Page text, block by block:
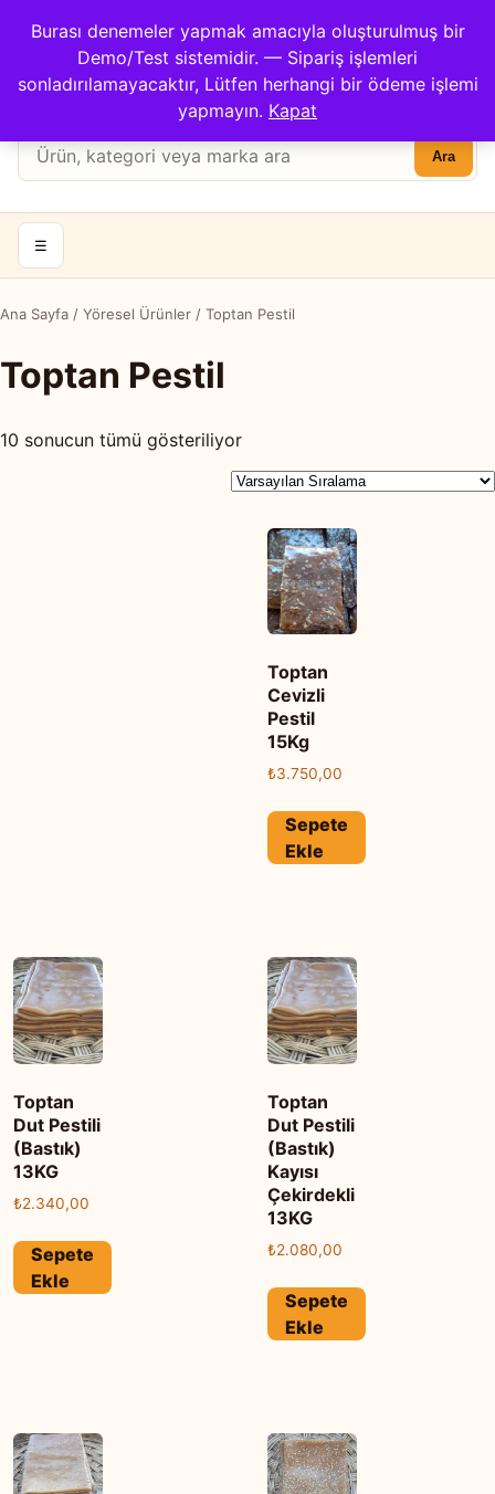
Burası denemeler yapmak amacıyla oluşturulmuş bir
Demo/Test sistemidir. — Sipariş işlemleri
sonladırılamayacaktır, Lütfen herhangi bir ödeme işlemi
yapmayın. Kapat
Kargom Nerede?İletişim
Apricot Center
Ürün
ara:
Ara
Hesabım
Sepet
☰
Ana Sayfa / Yöresel Ürünler / Toptan Pestil
Toptan Pestil
10 sonucun tümü gösteriliyor
Toptan
Cevizli
Pestil
15Kg
₺3.750,00
Sepete
Ekle
Toptan
Dut Pestili
(Bastık)
13KG
₺2.340,00
Sepete
Ekle
Toptan
Dut Pestili
(Bastık)
Kayısı
Çekirdekli
13KG
₺2.080,00
Sepete
Ekle